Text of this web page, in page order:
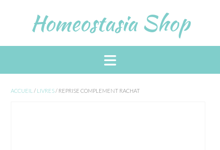
Homeostasia Shop
ACCUEIL / LIVRES/ REPRISE COMPLEMENT RACHAT